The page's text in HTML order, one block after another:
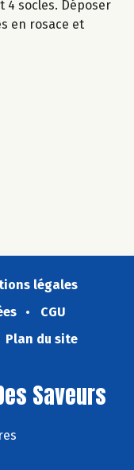
4 socles. Déposer
en rosace et
légales
CGU
Plan du site
Saveurs